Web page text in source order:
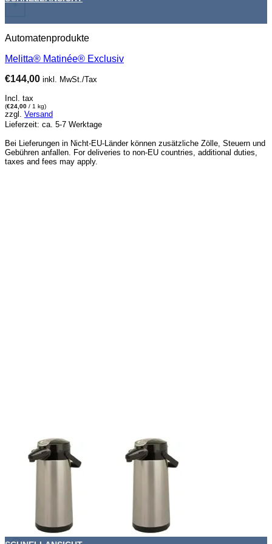
+
Automatenprodukte
Melitta® Matinée® Exclusiv
€144,00 inkl. MwSt./Tax
Incl. tax
(€24,00 / 1 kg)
zzgl. Versand
Lieferzeit: ca. 5-7 Werktage
Bei Lieferungen in Nicht-EU-Länder können zusätzliche Zölle, Steuern und
Gebühren anfallen. For deliveries to non-EU countries, additional duties,
taxes and fees may apply.